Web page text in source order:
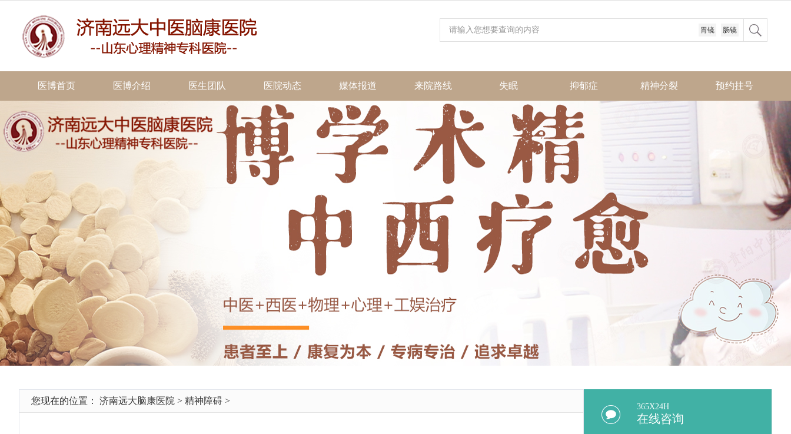
胃镜 肠镜
医博首页 医博介绍 医生团队 医院动态 媒体报道 来院路线 失眠 抑郁症 精神分裂 预约挂号
您现在的位置： 济南远大脑康医院 > 精神障碍 >
365X24H
在线咨询